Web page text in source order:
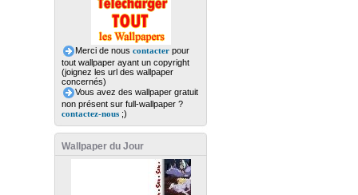
Merci de nous contacterpour
tout wallpaper ayant un copyright
(joignez les url des wallpaper
concernés)
Vous avez des wallpaper gratuit
non présent sur full-wallpaper ?
contactez-nous;)
Wallpaper du Jour